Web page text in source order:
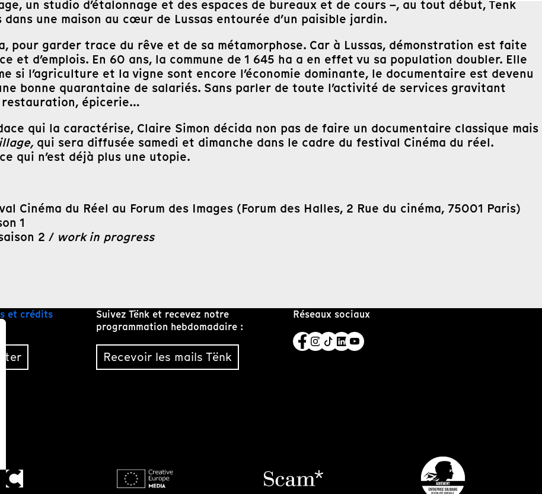
un studio d’étalonnage et des espaces de bureaux et de cours –, au tout début, Tënk
une maison au cœur de Lussas entourée d’un paisible jardin.
pour garder trace du rêve et de sa métamorphose. Car à Lussas, démonstration est faite
d’emplois. En 60 ans, la commune de 1 645 ha a en effet vu sa population doubler. Elle
si l’agriculture et la vigne sont encore l’économie dominante, le documentaire est devenu
bonne quarantaine de salariés. Sans parler de toute l’activité de services gravitant
restauration, épicerie…
qui la caractérise, Claire Simon décida non pas de faire un documentaire classique mais
qui sera diffusée samedi et dimanche dans le cadre du festival Cinéma du réel.
qui n’est déjà plus une utopie.
du Réel au Forum des Images (Forum des Halles, 2 Rue du cinéma, 75001 Paris)
1
2 / work in progress
et crédits
Suivez Tënk et recevez notre
programmation hebdomadaire :
Recevoir les mails Tënk
Réseaux sociaux